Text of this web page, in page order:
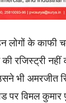
लोगों के काफी
रजिस्ट्री नहीं
भी अमरजीत
पर विमल कुमार